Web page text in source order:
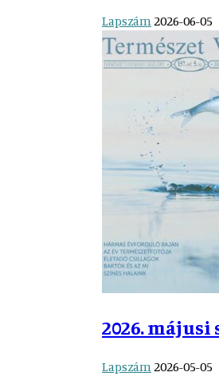
Lapszám 2026-06-05
2026.
Lapszám2026-05-05